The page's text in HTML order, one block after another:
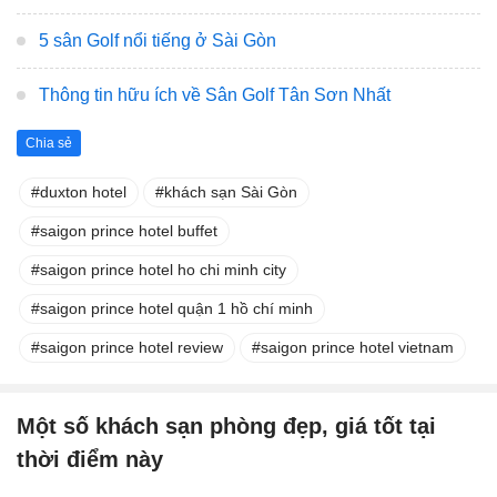
5 sân Golf nổi tiếng ở Sài Gòn
Thông tin hữu ích về Sân Golf Tân Sơn Nhất
Chia sẻ
duxton hotel khách sạn Sài Gòn
saigon prince hotel buffet
saigon prince hotel ho chi minh city
saigon prince hotel quận 1 hồ chí minh
saigon prince hotel review saigon prince hotel vietnam
Một số khách sạn phòng đẹp, giá tốt tại
thời điểm này